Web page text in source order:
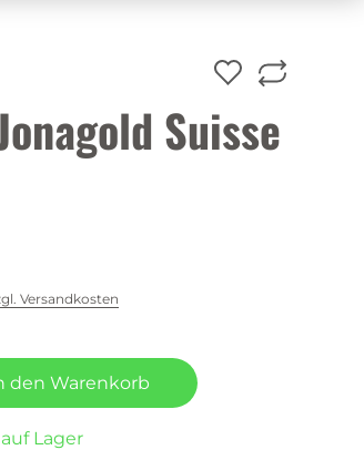
Suisse
Versandkosten
den Warenkorb
Lager